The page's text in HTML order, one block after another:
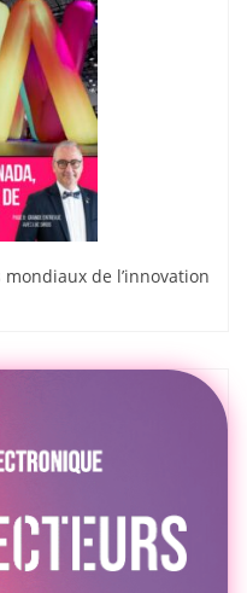
de l’innovation